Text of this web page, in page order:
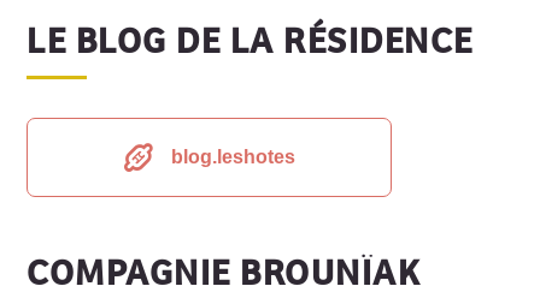
LE BLOG DE LA RÉSIDENCE
blog.leshotes
COMPAGNIE BROUNÏAK